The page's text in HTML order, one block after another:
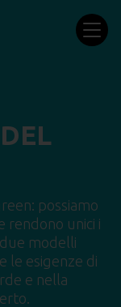
possiamo
rendono unici i
modelli
le esigenze di
e nella